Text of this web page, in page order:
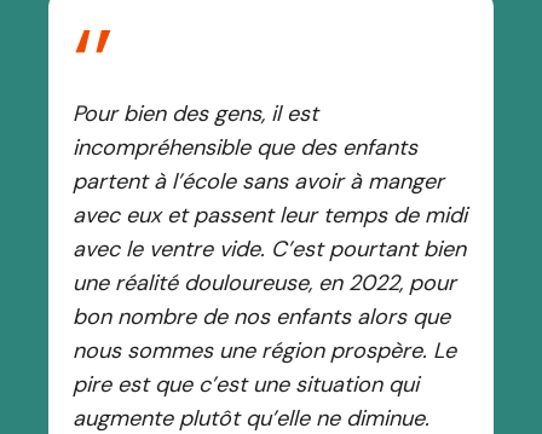
‘’
Pour bien des gens, il est
incompréhensible que des enfants
partent à l’école sans avoir à manger
avec eux et passent leur temps de midi
avec le ventre vide. C’est pourtant bien
une réalité douloureuse, en 2022, pour
bon nombre de nos enfants alors que
nous sommes une région prospère. Le
pire est que c’est une situation qui
augmente plutôt qu’elle ne diminue.